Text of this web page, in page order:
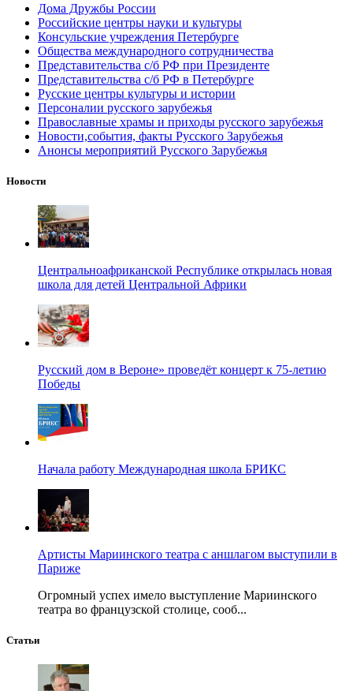
Дома Дружбы России
Российские центры науки и культуры
Консульские учреждения Петербурге
Общества международного сотрудничества
Представительства с/б РФ при Президенте
Представительства с/б РФ в Петербурге
Русские центры культуры и истории
Персоналии русского зарубежья
Православные храмы и приходы русского зарубежья
Новости,события, факты Русского Зарубежья
Анонсы мероприятий Русского Зарубежья
Новости
Центральноафриканской Республике открылась новая
школа для детей Центральной Африки
Русский дом в Вероне» проведёт концерт к 75-летию
Победы
Начала работу Международная школа БРИКС
Артисты Мариинского театра с аншлагом выступили в
Париже
Огромный успех имело выступление Мариинского
театра во французской столице, сооб...
Статьи